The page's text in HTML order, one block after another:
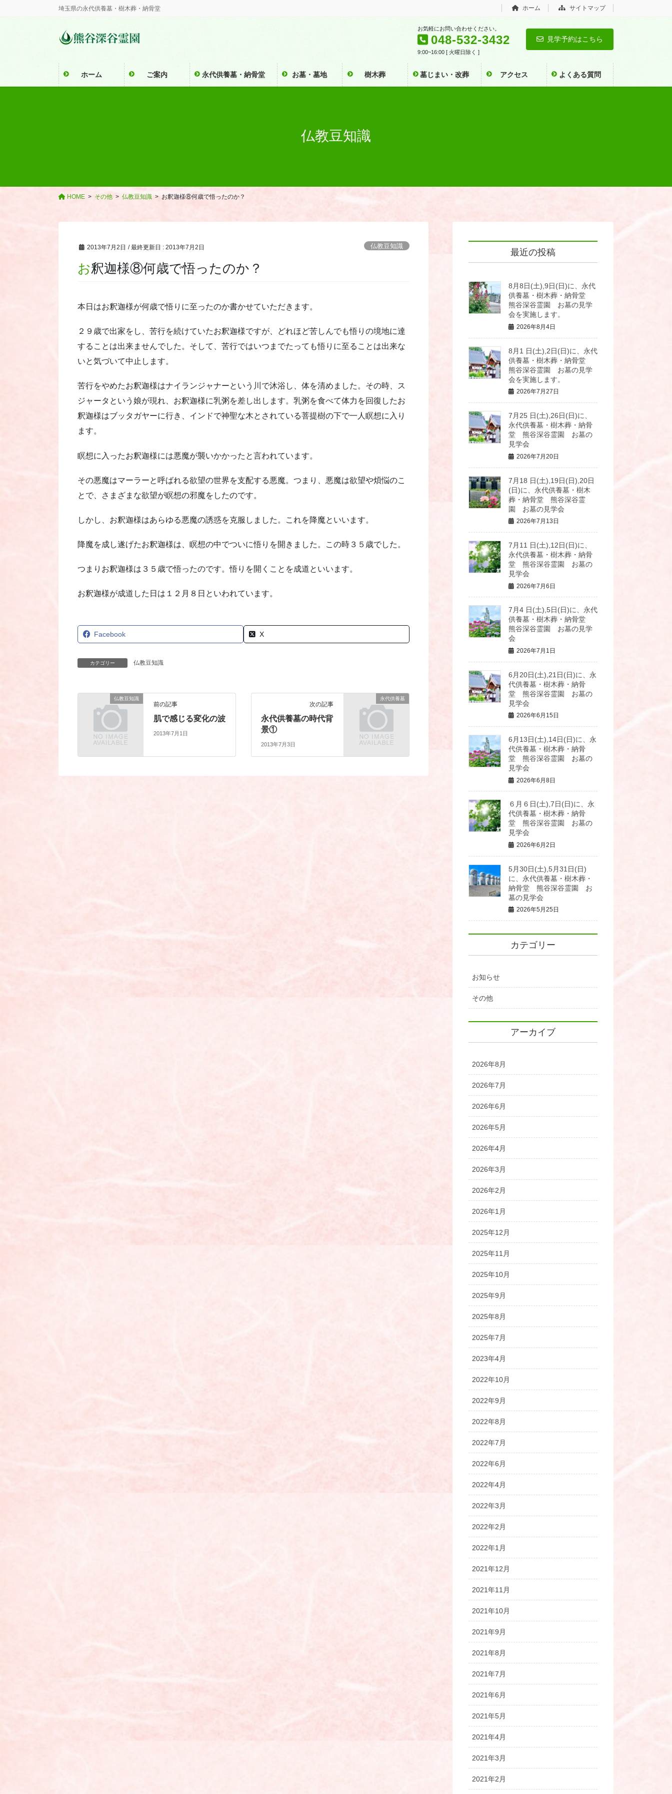
動
に
埼玉県の永代供養墓・樹木葬・納骨堂 ホーム サイトマップ
お気軽にお問い合わせください。
048-532-3432
9:00~16:00 [ 火曜日除く ]
見学予約はこちら
ホーム ご案内 永代供養墓・納骨堂 お墓・墓地 樹木葬 墓じまい・改葬 アクセス よくある質問
仏教豆知識
HOME その他 仏教豆知識 お釈迦様⑧何歳で悟ったのか？
2013年7月2日 / 最終更新日 :2013年7月2日 仏教豆知識
お釈迦様⑧何歳で悟ったのか？
本日はお釈迦様が何歳で悟りに至ったのか書かせていただきます。
２９歳で出家をし、苦行を続けていたお釈迦様ですが、どれほど苦しんでも悟りの境地に達
することは出来ませんでした。そして、苦行ではいつまでたっても悟りに至ることは出来な
いと気づいて中止します。
苦行をやめたお釈迦様はナイランジャナーという川で沐浴し、体を清めました。その時、ス
ジャータという娘が現れ、お釈迦様に乳粥を差し出します。乳粥を食べて体力を回復したお
釈迦様はブッタガヤーに行き、インドで神聖な木とされている菩提樹の下で一人瞑想に入り
ます。
瞑想に入ったお釈迦様には悪魔が襲いかかったと言われています。
その悪魔はマーラーと呼ばれる欲望の世界を支配する悪魔。つまり、悪魔は欲望や煩悩のこ
とで、さまざまな欲望が瞑想の邪魔をしたのです。
しかし、お釈迦様はあらゆる悪魔の誘惑を克服しました。これを降魔といいます。
降魔を成し遂げたお釈迦様は、瞑想の中でついに悟りを開きました。この時３５歳でした。
つまりお釈迦様は３５歳で悟ったのです。悟りを開くことを成道といいます。
お釈迦様が成道した日は１２月８日といわれています。
Facebook X
カテゴリー 仏教豆知識
仏教豆知識
前の記事
肌で感じる変化の波
2013年7月1日
永代供養墓
次の記事
永代供養墓の時代背
景①
2013年7月3日
最近の投稿
8月8日(土),9日(日)に、永代
供養墓・樹木葬・納骨堂
熊谷深谷霊園 お墓の見学
会を実施します。
2026年8月4日
8月1 日(土),2日(日)に、永代
供養墓・樹木葬・納骨堂
熊谷深谷霊園 お墓の見学
会を実施します。
2026年7月27日
7月25 日(土),26日(日)に、
永代供養墓・樹木葬・納骨
堂 熊谷深谷霊園 お墓の
見学会
2026年7月20日
7月18 日(土),19日(日),20日
(日)に、永代供養墓・樹木
葬・納骨堂 熊谷深谷霊
園 お墓の見学会
2026年7月13日
7月11 日(土),12日(日)に、
永代供養墓・樹木葬・納骨
堂 熊谷深谷霊園 お墓の
見学会
2026年7月6日
7月4 日(土),5日(日)に、永代
供養墓・樹木葬・納骨堂
熊谷深谷霊園 お墓の見学
会
2026年7月1日
6月20日(土),21日(日)に、永
代供養墓・樹木葬・納骨
堂 熊谷深谷霊園 お墓の
見学会
2026年6月15日
6月13日(土),14日(日)に、永
代供養墓・樹木葬・納骨
堂 熊谷深谷霊園 お墓の
見学会
2026年6月8日
６月６日(土),7日(日)に、永
代供養墓・樹木葬・納骨
堂 熊谷深谷霊園 お墓の
見学会
2026年6月2日
5月30日(土),5月31日(日)
に、永代供養墓・樹木葬・
納骨堂 熊谷深谷霊園 お
墓の見学会
2026年5月25日
カテゴリー
お知らせ
その他
アーカイブ
2026年8月
2026年7月
2026年6月
2026年5月
2026年4月
2026年3月
2026年2月
2026年1月
2025年12月
2025年11月
2025年10月
2025年9月
2025年8月
2025年7月
2023年4月
2022年10月
2022年9月
2022年8月
2022年7月
2022年6月
2022年4月
2022年3月
2022年2月
2022年1月
2021年12月
2021年11月
2021年10月
2021年9月
2021年8月
2021年7月
2021年6月
2021年5月
2021年4月
2021年3月
2021年2月